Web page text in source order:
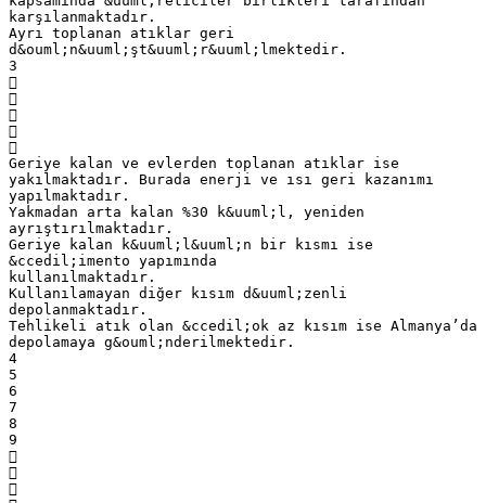
karşılanmaktadır.
Ayrı toplanan atıklar geri
d&ouml;n&uuml;şt&uuml;r&uuml;lmektedir.
3





Geriye kalan ve evlerden toplanan atıklar ise
yakılmaktadır. Burada enerji ve ısı geri kazanımı
yapılmaktadır.
Yakmadan arta kalan %30 k&uuml;l, yeniden
ayrıştırılmaktadır.
Geriye kalan k&uuml;l&uuml;n bir kısmı ise
&ccedil;imento yapımında
kullanılmaktadır.
Kullanılamayan diğer kısım d&uuml;zenli
depolanmaktadır.
Tehlikeli atık olan &ccedil;ok az kısım ise Almanya’da
depolamaya g&ouml;nderilmektedir.
4
5
6
7
8
9


